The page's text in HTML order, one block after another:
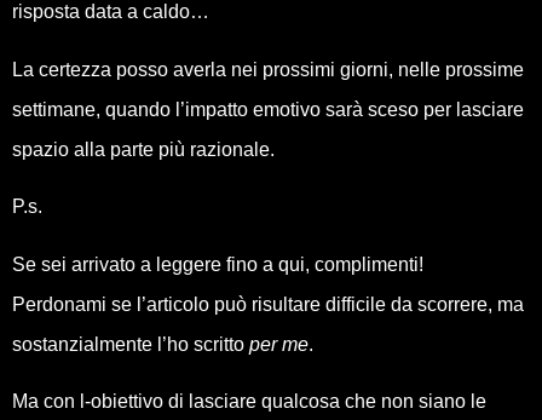
risposta data a caldo…
La certezza posso averla nei prossimi giorni, nelle prossime
settimane, quando l’impatto emotivo sarà sceso per lasciare
spazio alla parte più razionale.
P.s.
Se sei arrivato a leggere fino a qui, complimenti!
Perdonami se l’articolo può risultare difficile da scorrere, ma
sostanzialmente l’ho scritto per me.
Ma con l-obiettivo di lasciare qualcosa che non siano le